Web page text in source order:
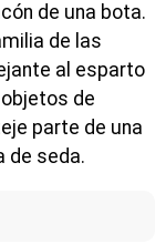
de una bota.
de las
al esparto
de
parte de una
de seda.